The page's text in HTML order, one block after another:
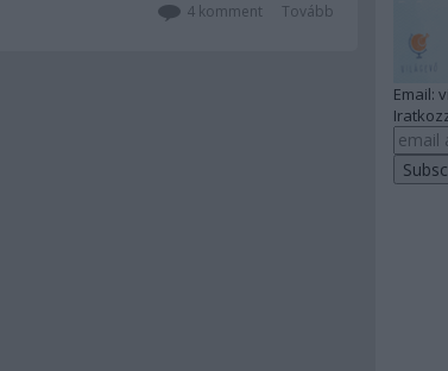
Tovább
4komment
Email: